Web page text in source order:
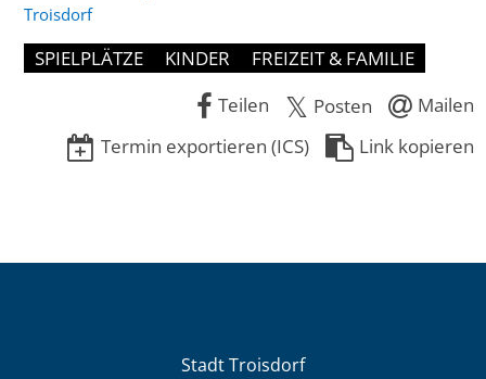
Troisdorf
SPIELPLÄTZE KINDER
FREIZEIT & FAMILIE
Teilen
Posten
Mailen
Termin exportieren (ICS)
Link kopieren
Stadt Troisdorf